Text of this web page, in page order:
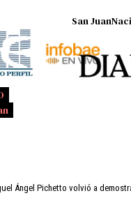
San Juan
Ángel Pichetto volvió a